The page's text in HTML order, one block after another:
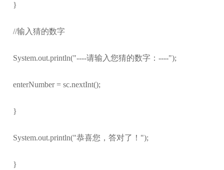
}
//输入猜的数字
System.out.println("----请输入您猜的数字：----");
enterNumber = sc.nextInt();
}
System.out.println("恭喜您，答对了！");
}